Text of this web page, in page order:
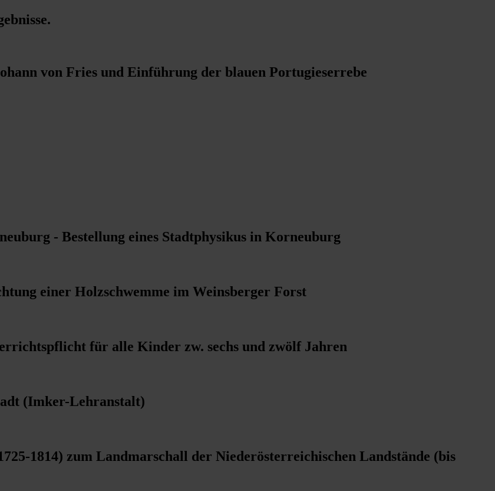
.
von Fries und Einführung der blauen Portugieserrebe
- Bestellung eines Stadtphysikus in Korneuburg
einer Holzschwemme im Weinsberger Forst
für alle Kinder zw. sechs und zwölf Jahren
(Imker-Lehranstalt)
1814) zum Landmarschall der Niederösterreichischen Landstände (bis